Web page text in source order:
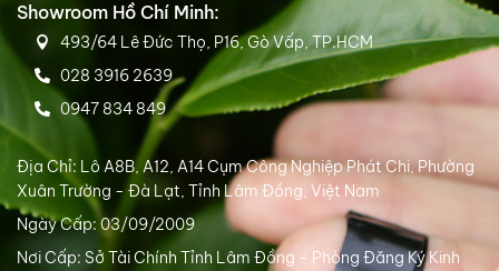
Showroom Hồ Chí Minh:
493/64 Lê Đức Thọ, P16, Gò Vấp, TP.HCM
028 3916 2639
0947 834 849
Địa Chỉ: Lô A8B, A12, A14 Cụm Công Nghiệp Phát Chi, Phường
Xuân Trường - Đà Lạt, Tỉnh Lâm Đồng, Việt Nam
Ngày Cấp: 03/09/2009
Nơi Cấp: Sở Tài Chính Tỉnh Lâm Đồng - Phòng Đăng Ký Kinh